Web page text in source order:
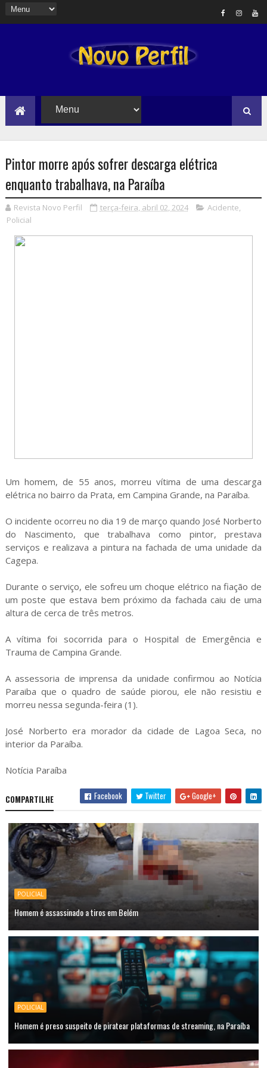
Pintor morre após sofrer descarga elétrica
enquanto trabalhava, na Paraíba
Revista Novo Perfil terça-feira, abril 02, 2024 Acidente,
Policial
Um homem, de 55 anos, morreu vítima de uma descarga
elétrica no bairro da Prata, em Campina Grande, na Paraíba.
O incidente ocorreu no dia 19 de março quando José Norberto
do Nascimento, que trabalhava como pintor, prestava
serviços e realizava a pintura na fachada de uma unidade da
Cagepa.
Durante o serviço, ele sofreu um choque elétrico na fiação de
um poste que estava bem próximo da fachada caiu de uma
altura de cerca de três metros.
A vítima foi socorrida para o Hospital de Emergência e
Trauma de Campina Grande.
A assessoria de imprensa da unidade confirmou ao Notícia
Paraiba que o quadro de saúde piorou, ele não resistiu e
morreu nessa segunda-feira (1).
José Norberto era morador da cidade de Lagoa Seca, no
interior da Paraíba.
Notícia Paraíba
COMPARTILHE Facebook Twitter Google+
POLICIAL
Homem é assassinado a tiros em Belém
POLICIAL
Homem é preso suspeito de piratear plataformas de streaming, na Paraíba